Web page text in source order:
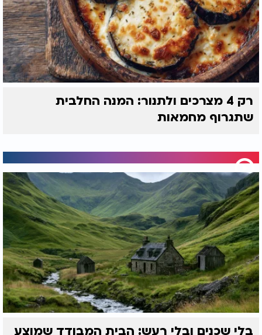
רק 4 מצרכים ולתנור: המנה החלבית
שתגרוף מחמאות
בלי שכנים ובלי רעש: הבית המבודד שמוצע